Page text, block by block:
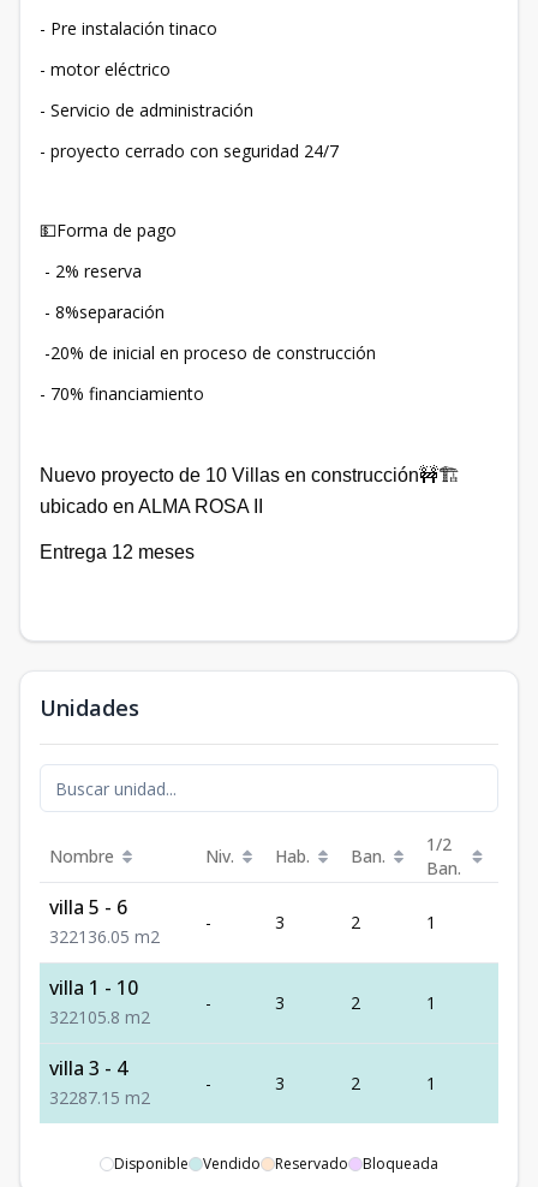
- Pre instalación tinaco
- motor eléctrico
- Servicio de administración
- proyecto cerrado con seguridad 24/7
💵Forma de pago
- 2% reserva
- 8%separación
-20% de inicial en proceso de construcción
- 70% financiamiento
Nuevo proyecto de 10 Villas en construcción🚧🏗
ubicado en ALMA ROSA II
Entrega 12 meses
Unidades
Nombre Niv. Hab. Ban.
1/2
Ban.
villa 5 - 6
322136.05 m2
- 3 2 1
villa 1 - 10
322105.8 m2
- 3 2 1
villa 3 - 4
32287.15 m2
- 3 2 1
Disponible Vendido Reservado Bloqueada